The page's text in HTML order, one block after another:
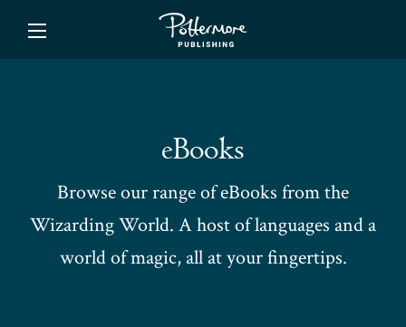
eBooks
Browse our range of eBooks from the
Wizarding World. A host of languages and a
world of magic, all at your fingertips.